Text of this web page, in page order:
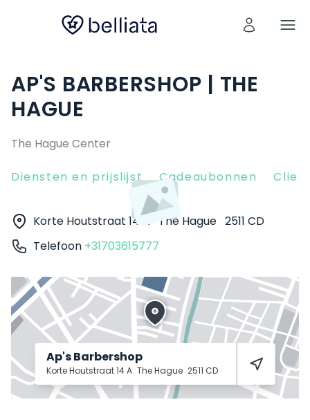
AP'S BARBERSHOP | THE
HAGUE
The Hague Center
Diensten en prijslijst Cadeaubonnen
Korte Houtstraat 14 A The Hague 2511 CD
Telefoon +31703615777
Ap's Barbershop
Korte Houtstraat 14 A The Hague 2511 CD